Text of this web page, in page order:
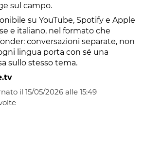
sul campo.
su YouTube, Spotify e Apple
e italiano, nel formato che
conversazioni separate, non
lingua porta con sé una
sullo stesso tema.
il 15/05/2026 alle 15:49